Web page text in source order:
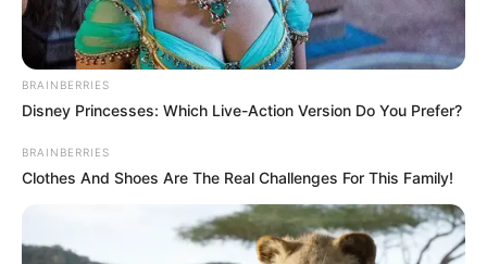
С 1 января 2026 года в Азербайджане
обновляются налоги и
соцзаконодательство -
ПОДРОБНОСТИ
2430
BRAINBERRIES
Disney Princesses: Which Live-Action Version Do You Prefer?
BRAINBERRIES
Clothes And Shoes Are The Real Challenges For This Family!